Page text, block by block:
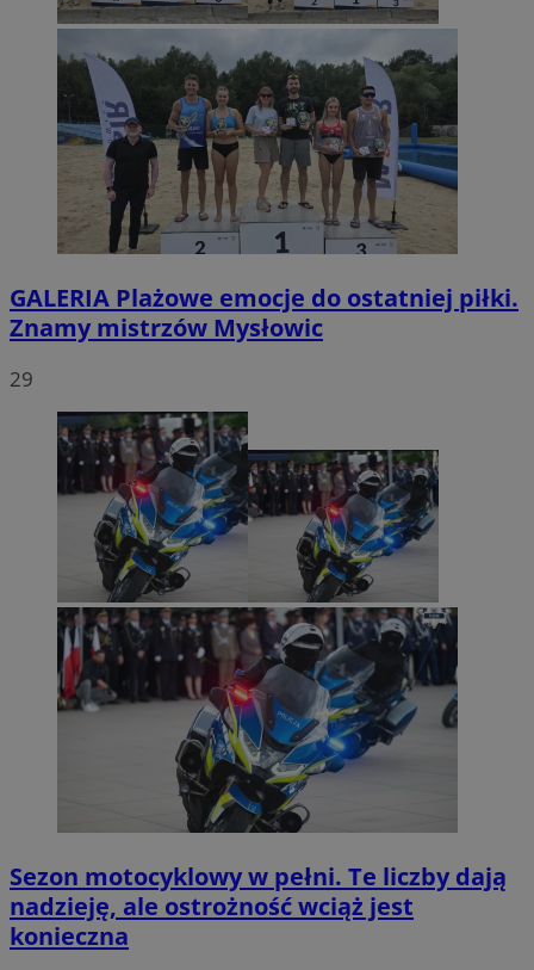
GALERIA Plażowe emocje do ostatniej piłki.
Znamy mistrzów Mysłowic
29
Sezon motocyklowy w pełni. Te liczby dają
nadzieję, ale ostrożność wciąż jest
konieczna